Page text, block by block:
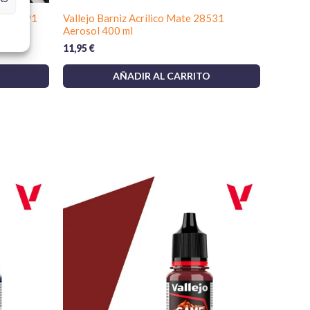
de Vallejo en tu kit de pintura para crear sutiles
o filtros y fundir transiciones entre tonos.
Vallejo Barniz Acrílico Mate 28531
Aerosol 400 ml
11,95€
AÑADIR AL CARRITO